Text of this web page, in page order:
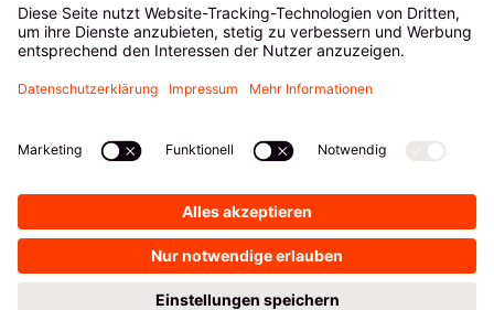
Events
Karriere bei VIER
Sicherheit & Datenschutz
VIER Webinare
Glossar
KONTAKT
PRODUKTNAVIGATORDE|EN